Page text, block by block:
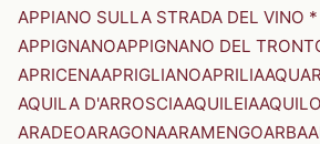
APPIANO SULLA STRADA DEL VINO *
APPIGNANOAPPIGNANO DEL
APRICENAAPRIGLIANOAPRILIA
AQUILA D'ARROSCIAAQUILEIA
ARADEOARAGONAARAMENGOARBA